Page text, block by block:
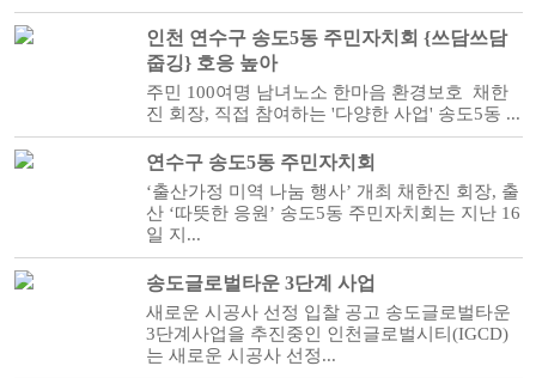
인천 연수구 송도5동 주민자치회 {쓰담쓰담
줍깅} 호응 높아
주민 100여명 남녀노소 한마음 환경보호 채한
진 회장, 직접 참여하는 '다양한 사업' 송도5동 ...
연수구 송도5동 주민자치회
‘출산가정 미역 나눔 행사’ 개최 채한진 회장, 출
산 ‘따뜻한 응원’ 송도5동 주민자치회는 지난 16
일 지...
송도글로벌타운 3단계 사업
새로운 시공사 선정 입찰 공고 송도글로벌타운
3단계사업을 추진중인 인천글로벌시티(IGCD)
는 새로운 시공사 선정...